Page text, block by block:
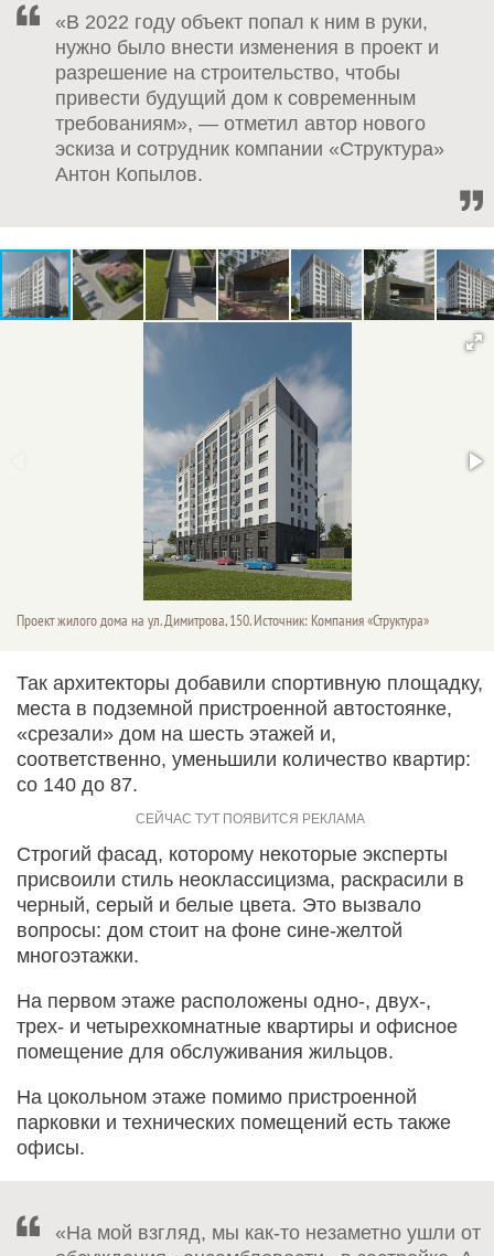
«В 2022 году объект попал к ним в руки,
нужно было внести изменения в проект и
разрешение на строительство, чтобы
привести будущий дом к современным
требованиям», — отметил автор нового
эскиза и сотрудник компании «Структура»
Антон Копылов.
Проект жилого дома на ул. Димитрова, 150. Источник: Компания «Структура»
Так архитекторы добавили спортивную площадку,
места в подземной пристроенной автостоянке,
«срезали» дом на шесть этажей и,
соответственно, уменьшили количество квартир:
со 140 до 87.
Строгий фасад, которому некоторые эксперты
присвоили стиль неоклассицизма, раскрасили в
черный, серый и белые цвета. Это вызвало
вопросы: дом стоит на фоне сине-желтой
многоэтажки.
На первом этаже расположены одно-, двух-,
трех- и четырехкомнатные квартиры и офисное
помещение для обслуживания жильцов.
На цокольном этаже помимо пристроенной
парковки и технических помещений есть также
офисы.
«На мой взгляд, мы как-то незаметно ушли от